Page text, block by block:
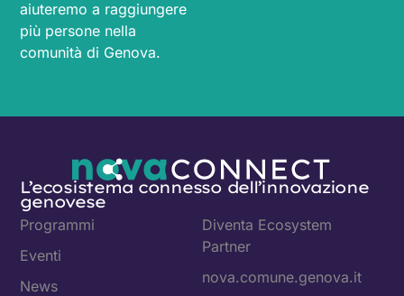
aiuteremo a raggiungere
più persone nella
comunità di Genova.
L’ecosistema connesso dell’innovazione
genovese
Programmi
Eventi
News
Diventa Ecosystem
Partner
nova.comune.genova.it